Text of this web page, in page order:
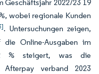
Geschäftsjahr 2022/23 19
wobei regionale Kunden
. Untersuchungen zeigen,
Online-Ausgaben im
% steigert, was die
Afterpay verband 2023